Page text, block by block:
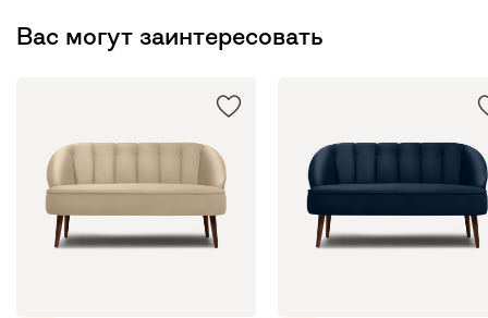
Вас могут заинтересовать